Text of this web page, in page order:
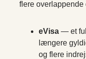
flere overlappende
eVisa — et
længere
og flere